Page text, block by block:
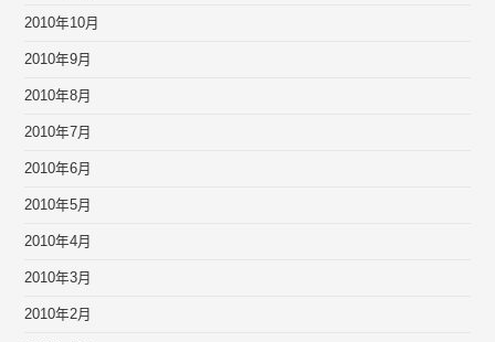
2010年10月
2010年9月
2010年8月
2010年7月
2010年6月
2010年5月
2010年4月
2010年3月
2010年2月